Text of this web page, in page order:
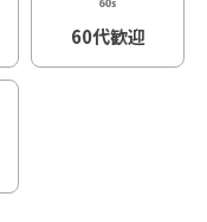
60代歓迎